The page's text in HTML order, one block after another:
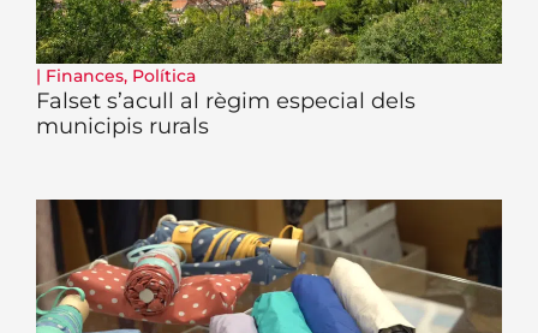
| Finances, Política
Falset s’acull al règim especial dels
municipis rurals